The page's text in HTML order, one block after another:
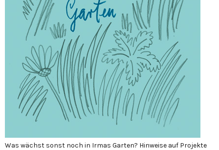
Was wächst sonst noch in Irmas Garten? Hinweise auf Projekte